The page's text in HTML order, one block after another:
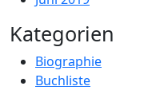
Kategorien
Biographie
Buchliste